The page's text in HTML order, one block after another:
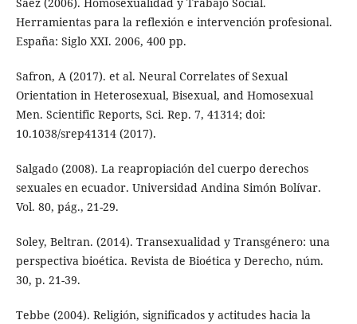
Sáez (2006). Homosexualidad y Trabajo Social.
Herramientas para la reflexión e intervención profesional.
España: Siglo XXI. 2006, 400 pp.
Safron, A (2017). et al. Neural Correlates of Sexual
Orientation in Heterosexual, Bisexual, and Homosexual
Men. Scientific Reports, Sci. Rep. 7, 41314; doi:
10.1038/srep41314 (2017).
Salgado (2008). La reapropiación del cuerpo derechos
sexuales en ecuador. Universidad Andina Simón Bolívar.
Vol. 80, pág., 21-29.
Soley, Beltran. (2014). Transexualidad y Transgénero: una
perspectiva bioética. Revista de Bioética y Derecho, núm.
30, p. 21-39.
Tebbe (2004). Religión, significados y actitudes hacia la